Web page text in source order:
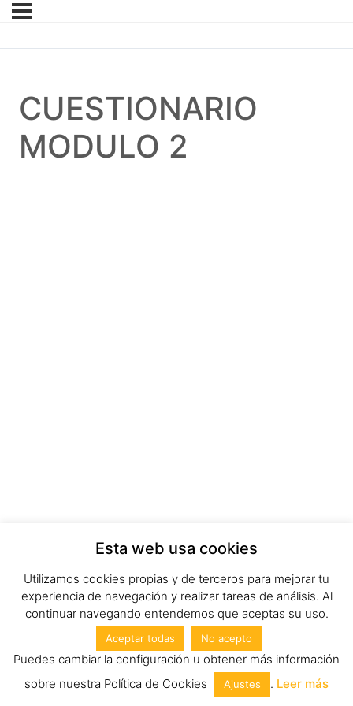
CUESTIONARIO
MODULO 2
Esta web usa cookies
Utilizamos cookies propias y de terceros para mejorar tu
experiencia de navegación y realizar tareas de análisis. Al
continuar navegando entendemos que aceptas su uso.
Aceptar todas No acepto
Puedes cambiar la configuración u obtener más información
sobre nuestra Política de Cookies
Ajustes . Leer más